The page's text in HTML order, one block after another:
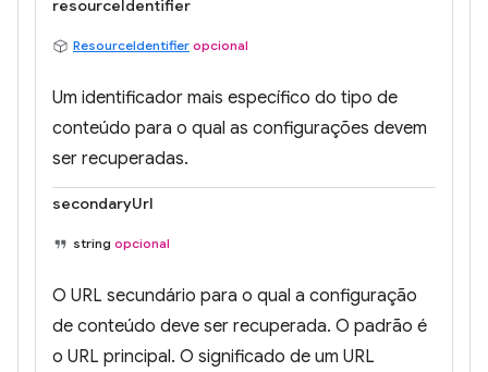
resourceIdentifier
ResourceIdentifier opcional
Um identificador mais específico do tipo de
conteúdo para o qual as configurações devem
ser recuperadas.
secondaryUrl
string opcional
O URL secundário para o qual a configuração
de conteúdo deve ser recuperada. O padrão é
o URL principal. O significado de um URL